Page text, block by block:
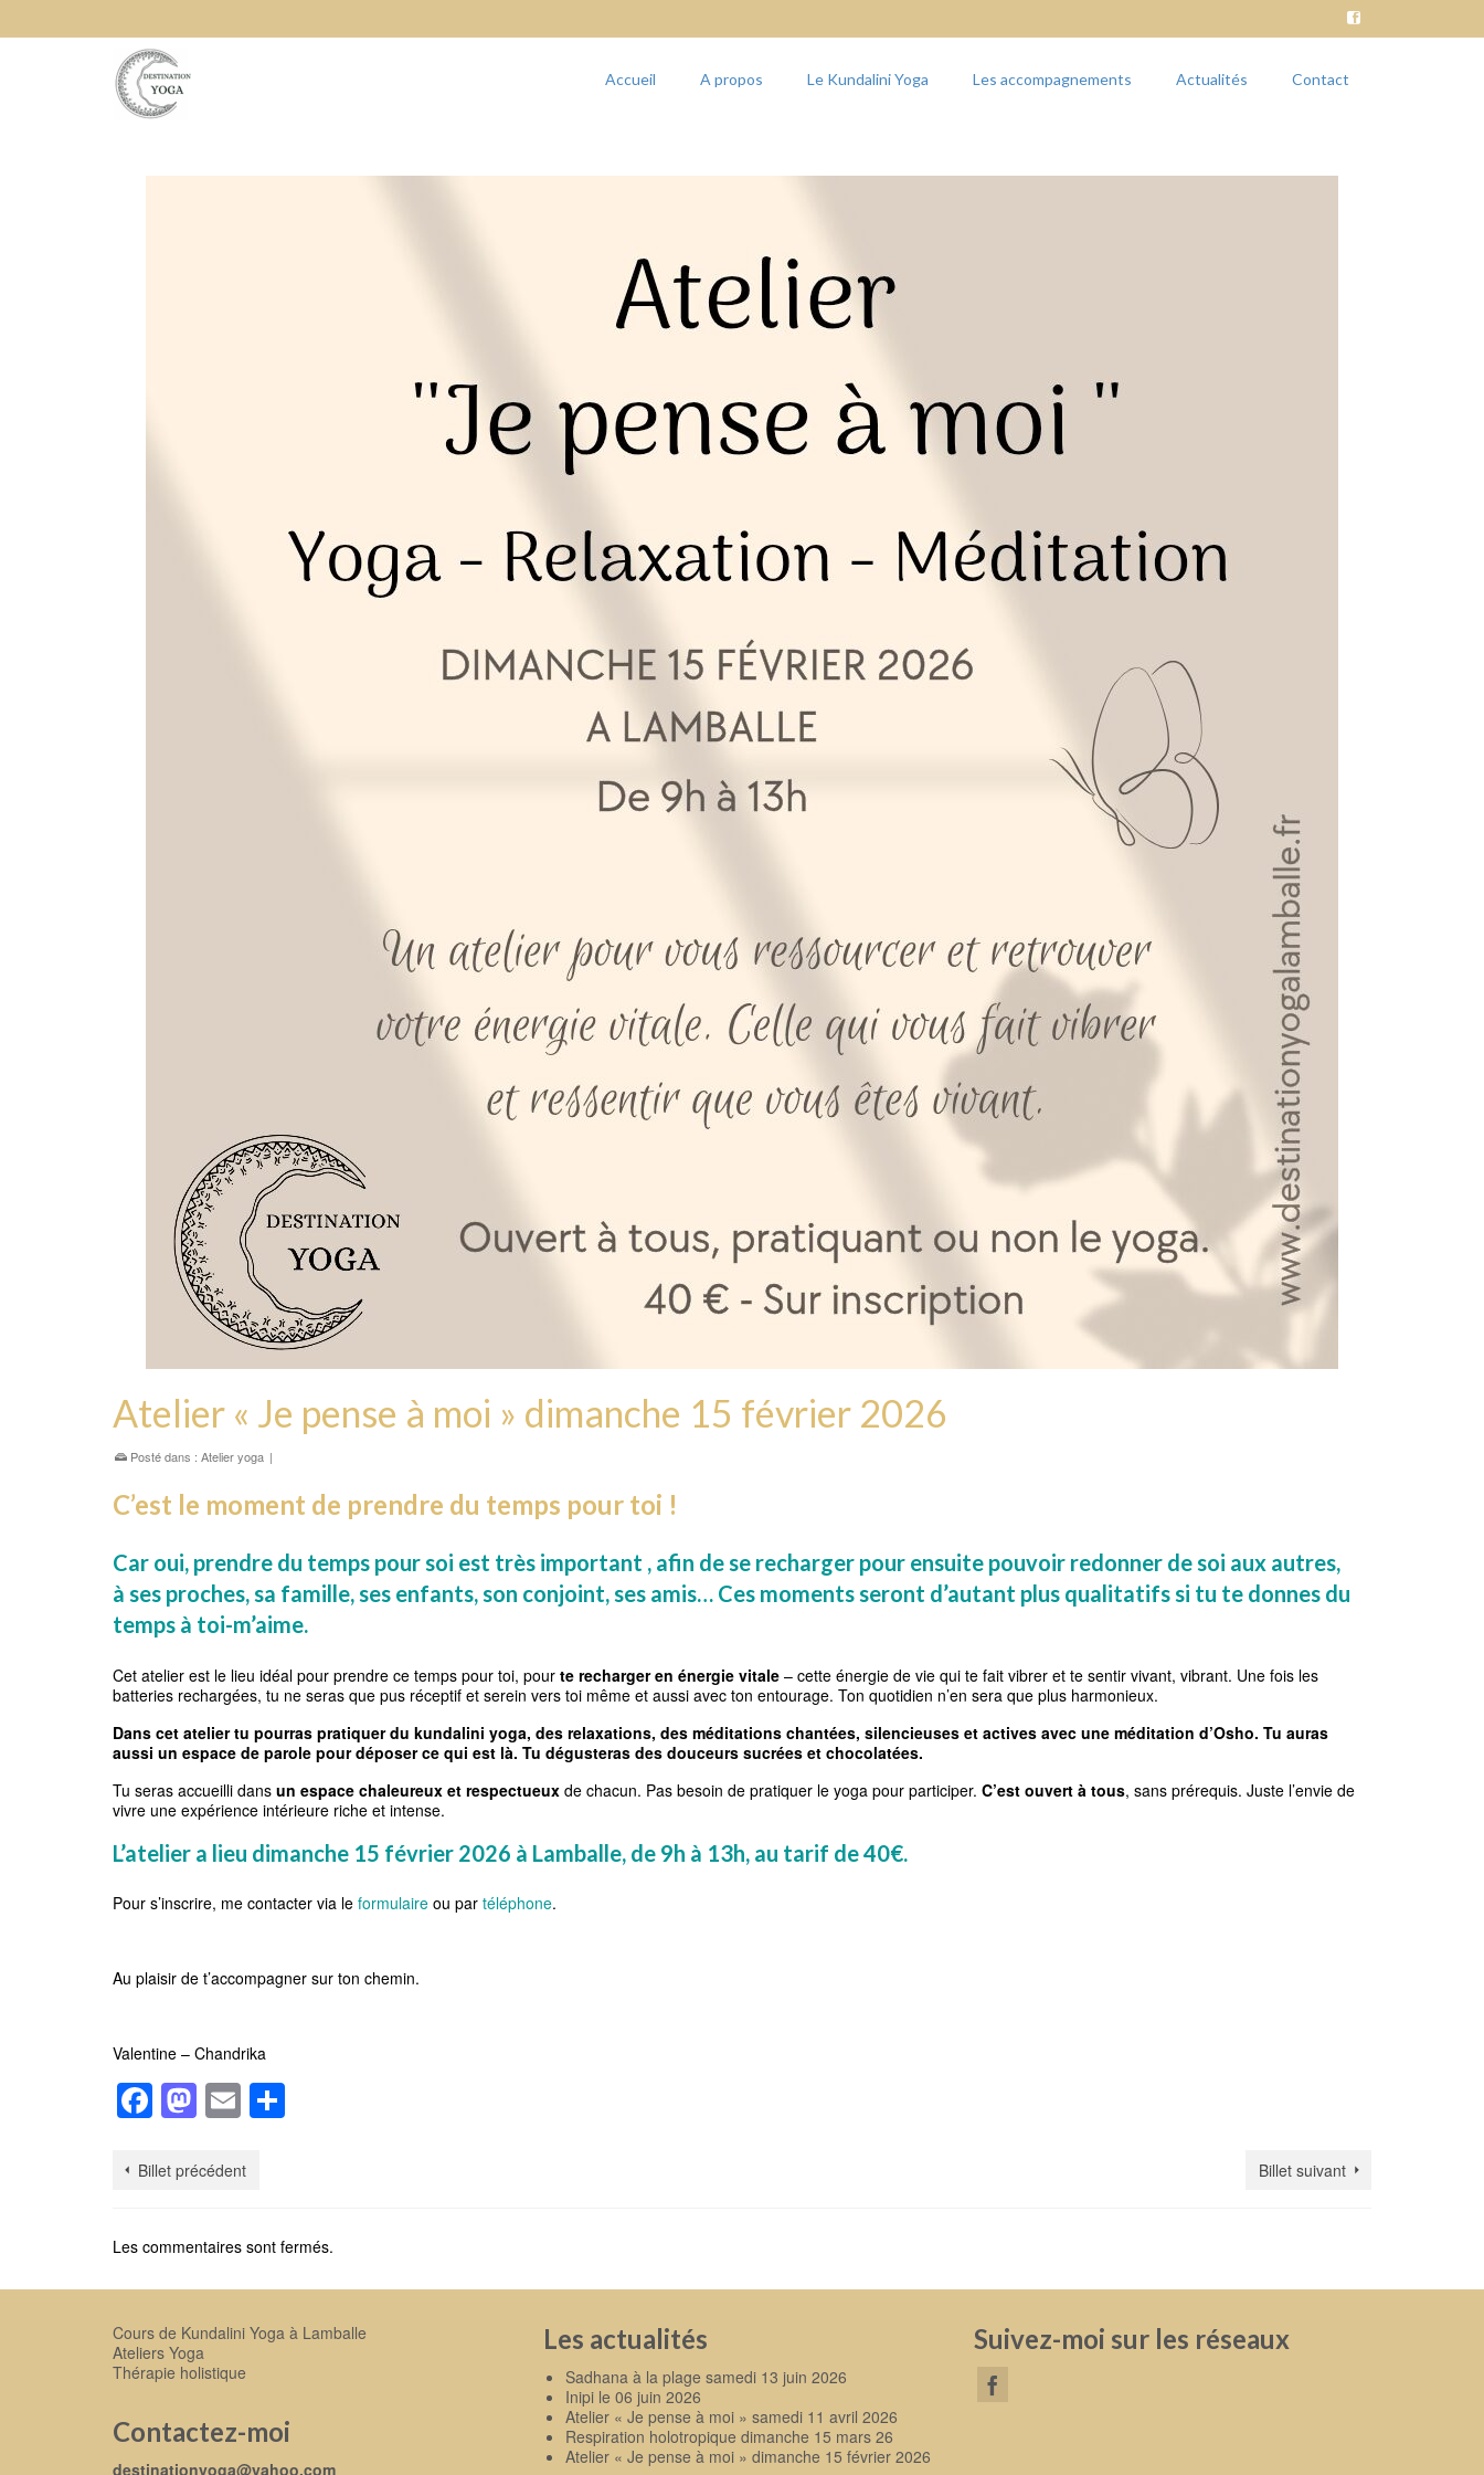
Accueil A propos Le Kundalini Yoga Les accompagnements Actualités Contact
Atelier « Je pense à moi » dimanche 15 février 2026
Posté dans : Atelier yoga |
C’est le moment de prendre du temps pour toi !
Car oui, prendre du temps pour soi est très important , afin de se recharger pour ensuite pouvoir redonner de soi aux autres,
à ses proches, sa famille, ses enfants, son conjoint, ses amis… Ces moments seront d’autant plus qualitatifs si tu te donnes du
temps à toi-m’aime.
Cet atelier est le lieu idéal pour prendre ce temps pour toi, pour te recharger en énergie vitale – cette énergie de vie qui te fait vibrer et te sentir vivant, vibrant. Une fois les
batteries rechargées, tu ne seras que pus réceptif et serein vers toi même et aussi avec ton entourage. Ton quotidien n’en sera que plus harmonieux.
Dans cet atelier tu pourras pratiquer du kundalini yoga, des relaxations, des méditations chantées, silencieuses et actives avec une méditation d’Osho. Tu auras
aussi un espace de parole pour déposer ce qui est là. Tu dégusteras des douceurs sucrées et chocolatées.
Tu seras accueilli dans un espace chaleureux et respectueux de chacun. Pas besoin de pratiquer le yoga pour participer. C’est ouvert à tous, sans prérequis. Juste l’envie de
vivre une expérience intérieure riche et intense.
L’atelier a lieu dimanche 15 février 2026 à Lamballe, de 9h à 13h, au tarif de 40€.
Pour s’inscrire, me contacter via le formulaire ou par téléphone.
Au plaisir de t’accompagner sur ton chemin.
Valentine – Chandrika
Facebook
Mastodon
Email
Billet précédent Billet suivant
Les commentaires sont fermés.
Cours de Kundalini Yoga à Lamballe
Ateliers Yoga
Thérapie holistique
Contactez-moi
destinationyoga@yahoo.com
Les actualités
Sadhana à la plage samedi 13 juin 2026
Inipi le 06 juin 2026
Atelier « Je pense à moi » samedi 11 avril 2026
Respiration holotropique dimanche 15 mars 26
Atelier « Je pense à moi » dimanche 15 février 2026
Suivez-moi sur les réseaux